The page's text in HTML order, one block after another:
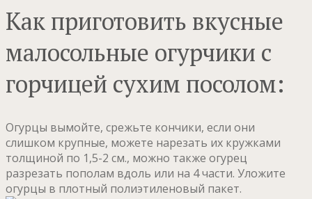
Как приготовить вкусные
малосольные огурчики с
горчицей сухим посолом:
Огурцы вымойте, срежьте кончики, если они
слишком крупные, можете нарезать их кружками
толщиной по 1,5-2 см., можно также огурец
разрезать пополам вдоль или на 4 части. Уложите
огурцы в плотный полиэтиленовый пакет.